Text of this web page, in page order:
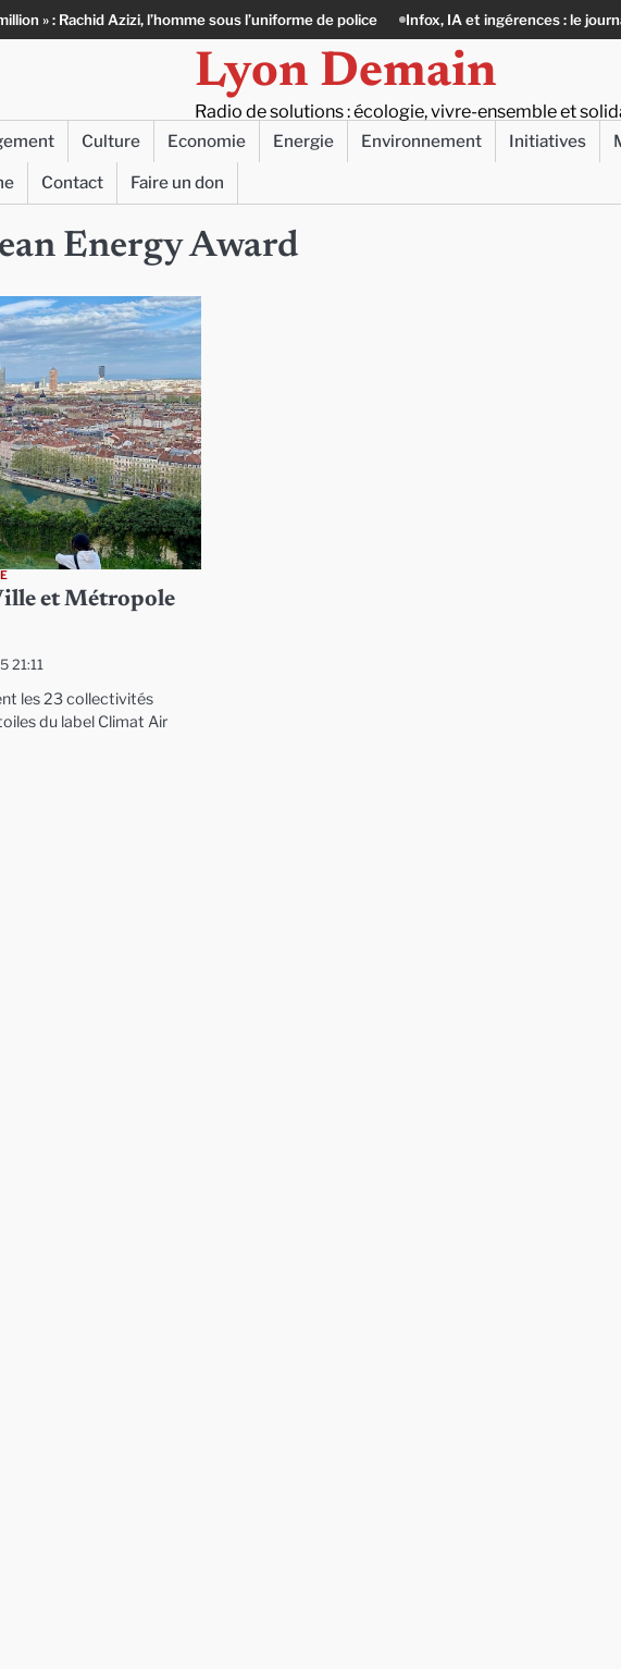
Azizi, l’homme sous l’uniforme de police Infox, IA et ingérences : le journalisme
Lyon Demain
Radio de solutions : écologie, vivre-ensemble et
Culture Economie Energie Environnement Initiatives
Contact Faire un don
Energy Award
et Métropole
21:11
les 23 collectivités
du label Climat Air